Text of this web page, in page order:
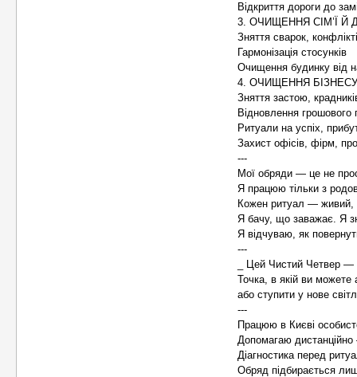
Відкриття дороги до
3. ОЧИЩЕННЯ СІМ’Ї Й
Зняття сварок,
Гармонізація стосунків
Очищення будинку від
4. ОЧИЩЕННЯ
Зняття застою,
Відновлення грошового
Ритуали на успіх,
Захист офісів, фірм,
---
Мої обряди — це не
Я працюю тільки з
Кожен ритуал — живий,
Я бачу, що заважає. Я
Я відчуваю, як
---
_ Цей Чистий Четвер
Точка, в якій ви
або ступити у нове
---
Працюю в Києві
Допомагаю
Діагностика перед
Обряд підбирається